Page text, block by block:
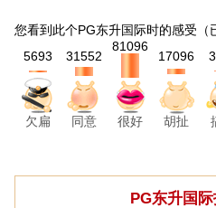
您看到此个PG东升国际时的感受
5693
欠扁
31552
同意
81096
很好
17096
胡扯
PG东升国